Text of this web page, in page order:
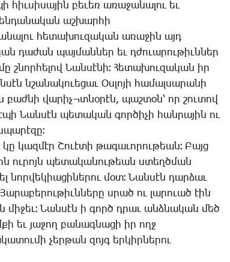
հիւ­սի­սա­յին բե­ւեռ ա­ռա­ջա­նա­լու եւ
աշ­խար­հի
հե­տա­խու­զա­կան ա­ռա­ջին այդ
դա­ժան պայ­ման­ներ եւ դժուա­րու­թիւն­ներ
շնոր­հե­լով ­Նան­սէ­նի։ ­Հե­տա­խու­զա­կան իր
նշա­նա­կո­ւե­ցաւ Օս­լո­յի հա­մալ­սա­րա­նի
վա­րիչ¬տնօ­րէն, պաշ­տօն՝ որ շու­տով
­Նան­սէն պե­տա­կան գոր­ծի­չի հան­րա­յին ու
կազ­մէր ­Շո­ւէ­տի թա­գա­ւո­րու­թեան։ ­Բայց
ու­րոյն պե­տա­կա­նու­թեան ստեղծ­ման
նոր­վե­կիա­ցի­նե­րու մօտ։ ­Նան­սէն դար­ձաւ
սրած ու լա­րո­ւած էին
մի­ջեւ։ ­Նան­սէն ի գործ դրաւ անձ­նա­կան մեծ
եւ յա­ջող բա­նագ­նա­ցի իր ողջ
չեր­թան զոյգ եր­կիր­նե­րու